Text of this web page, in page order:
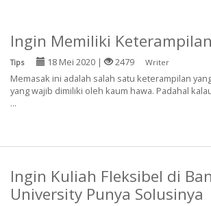
Ingin Memiliki
Tips 18 Mei 2020 | 2479 Writer
Memasak ini adalah salah satu keterampilan
yang wajib dimiliki oleh kaum hawa. Padahal
...
Ingin Kuliah Fleksibel di
University Punya Solusinya